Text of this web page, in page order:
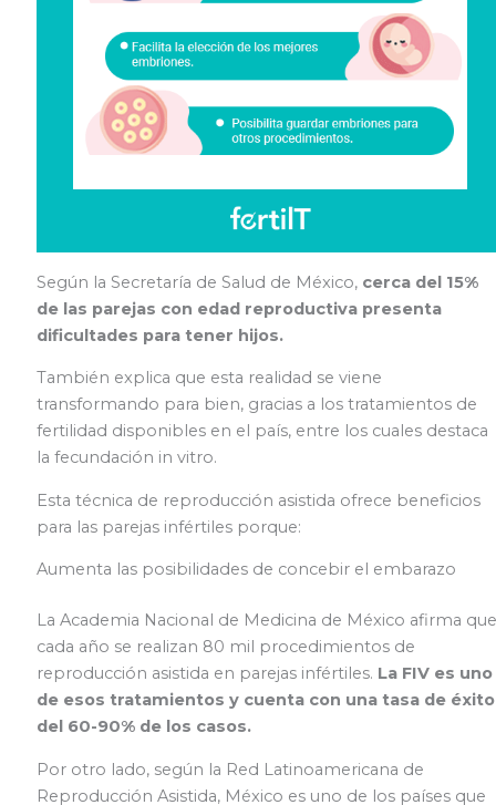
Según la Secretaría de Salud de México, cerca del 15%
de las parejas con edad reproductiva presenta
dificultades para tener hijos.
También explica que esta realidad se viene
transformando para bien, gracias a los tratamientos de
fertilidad disponibles en el país, entre los cuales destaca
la fecundación in vitro.
Esta técnica de reproducción asistida ofrece beneficios
para las parejas infértiles porque:
Aumenta las posibilidades de concebir el embarazo
La Academia Nacional de Medicina de México afirma que
cada año se realizan 80 mil procedimientos de
reproducción asistida en parejas infértiles. La FIV es uno
de esos tratamientos y cuenta con una tasa de éxito
del 60-90% de los casos.
Por otro lado, según la Red Latinoamericana de
Reproducción Asistida, México es uno de los países que